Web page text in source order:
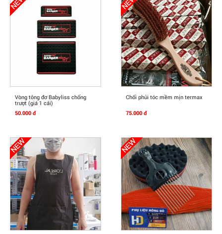
Mua Ngay
Vòng tông đơ Babyliss chống
trượt (giá 1 cái)
50.000 đ
Mua Ngay
Chổi phủi tóc mềm mịn termax
75.000 đ